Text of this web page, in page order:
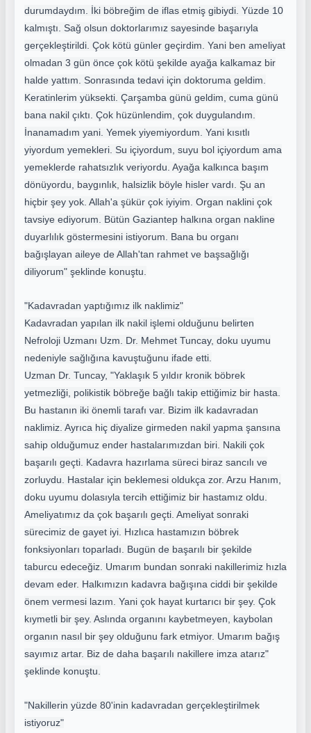
durumdaydım. İki böbreğim de iflas etmiş gibiydi. Yüzde 10
kalmıştı. Sağ olsun doktorlarımız sayesinde başarıyla
gerçekleştirildi. Çok kötü günler geçirdim. Yani ben ameliyat
olmadan 3 gün önce çok kötü şekilde ayağa kalkamaz bir
halde yattım. Sonrasında tedavi için doktoruma geldim.
Keratinlerim yüksekti. Çarşamba günü geldim, cuma günü
bana nakil çıktı. Çok hüzünlendim, çok duygulandım.
İnanamadım yani. Yemek yiyemiyordum. Yani kısıtlı
yiyordum yemekleri. Su içiyordum, suyu bol içiyordum ama
yemeklerde rahatsızlık veriyordu. Ayağa kalkınca başım
dönüyordu, baygınlık, halsizlik böyle hisler vardı. Şu an
hiçbir şey yok. Allah'a şükür çok iyiyim. Organ naklini çok
tavsiye ediyorum. Bütün Gaziantep halkına organ nakline
duyarlılık göstermesini istiyorum. Bana bu organı
bağışlayan aileye de Allah'tan rahmet ve başsağlığı
diliyorum" şeklinde konuştu.
"Kadavradan yaptığımız ilk naklimiz"
Kadavradan yapılan ilk nakil işlemi olduğunu belirten
Nefroloji Uzmanı Uzm. Dr. Mehmet Tuncay, doku uyumu
nedeniyle sağlığına kavuştuğunu ifade etti.
Uzman Dr. Tuncay, "Yaklaşık 5 yıldır kronik böbrek
yetmezliği, polikistik böbreğe bağlı takip ettiğimiz bir hasta.
Bu hastanın iki önemli tarafı var. Bizim ilk kadavradan
naklimiz. Ayrıca hiç diyalize girmeden nakil yapma şansına
sahip olduğumuz ender hastalarımızdan biri. Nakili çok
başarılı geçti. Kadavra hazırlama süreci biraz sancılı ve
zorluydu. Hastalar için beklemesi oldukça zor. Arzu Hanım,
doku uyumu dolasıyla tercih ettiğimiz bir hastamız oldu.
Ameliyatımız da çok başarılı geçti. Ameliyat sonraki
sürecimiz de gayet iyi. Hızlıca hastamızın böbrek
fonksiyonları toparladı. Bugün de başarılı bir şekilde
taburcu edeceğiz. Umarım bundan sonraki nakillerimiz hızla
devam eder. Halkımızın kadavra bağışına ciddi bir şekilde
önem vermesi lazım. Yani çok hayat kurtarıcı bir şey. Çok
kıymetli bir şey. Aslında organını kaybetmeyen, kaybolan
organın nasıl bir şey olduğunu fark etmiyor. Umarım bağış
sayımız artar. Biz de daha başarılı nakillere imza atarız"
şeklinde konuştu.
"Nakillerin yüzde 80'inin kadavradan gerçekleştirilmek
istiyoruz"